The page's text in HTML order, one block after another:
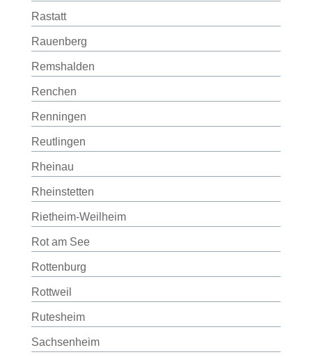
Rastatt
Rauenberg
Remshalden
Renchen
Renningen
Reutlingen
Rheinau
Rheinstetten
Rietheim-Weilheim
Rot am See
Rottenburg
Rottweil
Rutesheim
Sachsenheim